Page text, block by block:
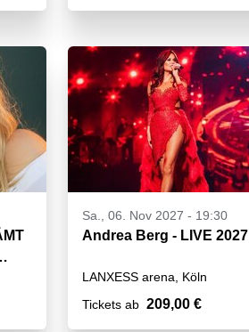
Sa., 06. Nov 2027 - 19:30
Andrea Berg - LIVE 2027
LANXESS arena, Köln
Tickets ab 209,00 €